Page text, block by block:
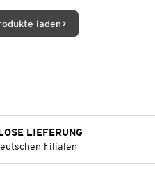
laden
LIEFERUNG
Filialen